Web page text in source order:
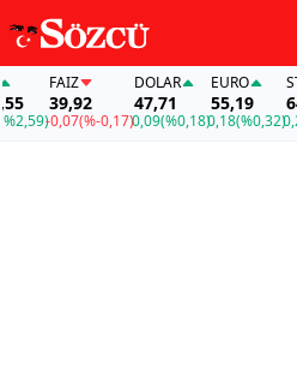
(%-0,17)
DOLAR
47,71
0,09(%0,18)
EURO
55,19
0,18(%0,32)
STERLIN
64,41
0,24